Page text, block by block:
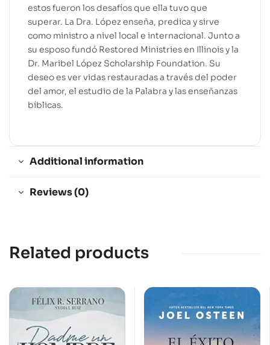
estos fueron los desafíos que ella tuvo que
superar. La Dra. López enseña, predica y sirve
como ministro a nivel local e internacional. Junto a
su esposo fundó Restored Ministries en Illinois y la
Dr. Maribel López Scholarship Foundation. Su
deseo es ver vidas restauradas a través del poder
del amor, el estudio de la Palabra y las enseñanzas
bíblicas.
Additional information
Reviews (0)
Related products